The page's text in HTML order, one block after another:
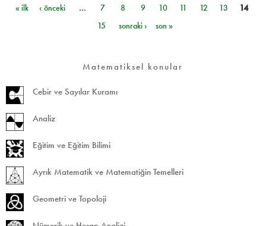
Sayfalar
« ilk ‹ önceki … 7 8 9 10 11 12 13
14
15
sonraki › son »
Matematiksel konular
Cebir ve Sayılar Kuramı
Analiz
Eğitim ve Eğitim Bilimi
Ayrık Matematik ve Matematiğin Temelleri
Geometri ve Topoloji